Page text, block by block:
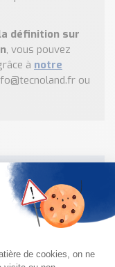
définition sur
, vous pouvez
à notre
ou
?